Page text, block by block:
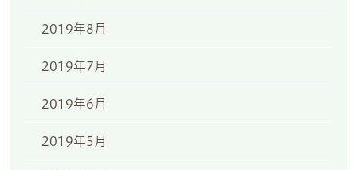
2019年8月
2019年7月
2019年6月
2019年5月